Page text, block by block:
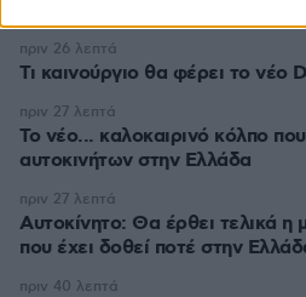
Τι καινούργιο θα φέρει το νέο
πριν 26 λεπτά
Το νέο... καλοκαιρινό κόλπο
αυτοκινήτων στην Ελλάδα
πριν 27 λεπτά
Αυτοκίνητο: Θα έρθει τελικά η
που έχει δοθεί ποτέ στην
πριν 27 λεπτά
πριν 40 λεπτά